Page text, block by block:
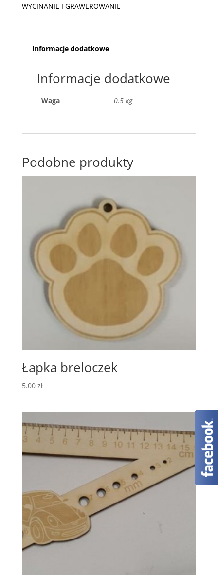
WYCINANIE I GRAWEROWANIE
Informacje dodatkowe
Informacje dodatkowe
Waga 0.5 kg
Podobne produkty
Łapka breloczek
5.00 zł